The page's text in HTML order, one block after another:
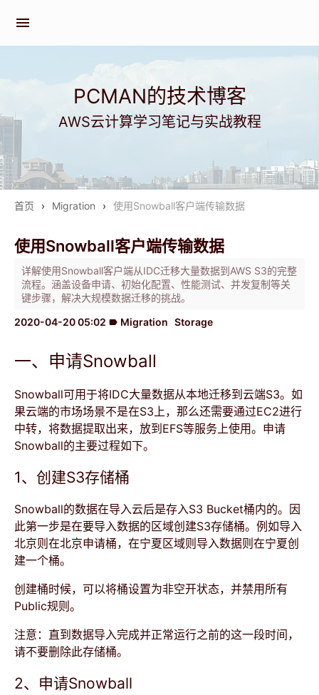
menu
PCMAN的技术博客
AWS云计算学习笔记与实战教程
首页 › Migration › 使用Snowball客户端传输数据
使用Snowball客户端传输数据
详解使用Snowball客户端从IDC迁移大量数据到AWS S3的完整
流程。涵盖设备申请、初始化配置、性能测试、并发复制等关
键步骤，解决大规模数据迁移的挑战。
2020-04-20 05:02 label Migration Storage
一、申请Snowball
Snowball可用于将IDC大量数据从本地迁移到云端S3。如
果云端的市场场景不是在S3上，那么还需要通过EC2进行
中转，将数据提取出来，放到EFS等服务上使用。申请
Snowball的主要过程如下。
1、创建S3存储桶
Snowball的数据在导入云后是存入S3 Bucket桶内的。因
此第一步是在要导入数据的区域创建S3存储桶。例如导入
北京则在北京申请桶，在宁夏区域则导入数据则在宁夏创
建一个桶。
创建桶时候，可以将桶设置为非空开状态，并禁用所有
Public规则。
注意：直到数据导入完成并正常运行之前的这一段时间，
请不要删除此存储桶。
2、申请Snowball